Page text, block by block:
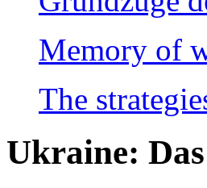
Memory of
The
Ukraine: